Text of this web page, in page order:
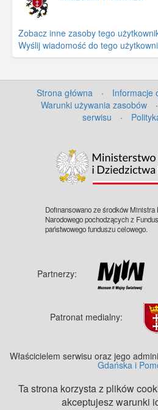
Zobacz inne zasoby tego
Wyślij wiadomość do tego
Strona główna · Informacje
Warunki używania zasobów
·
serwisu
·
Dofinansowano ze środków
Narodowego pochodzących z
państwowego funduszu celowego.
Partnerzy:
Patronat medialny:
Właścicielem serwisu oraz jego
Gdańska i
Ta strona korzysta z plików
akceptujesz warunki